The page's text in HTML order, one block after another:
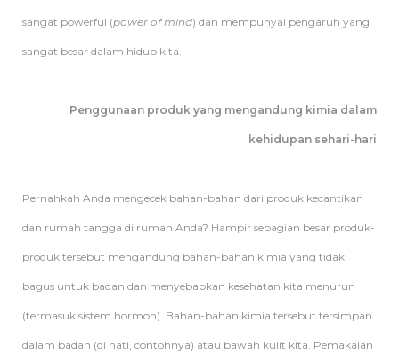
sangat powerful (power of mind) dan mempunyai pengaruh yang
sangat besar dalam hidup kita.
Penggunaan produk yang mengandung kimia dalam
kehidupan sehari-hari
Pernahkah Anda mengecek bahan-bahan dari produk kecantikan
dan rumah tangga di rumah Anda? Hampir sebagian besar produk-
produk tersebut mengandung bahan-bahan kimia yang tidak
bagus untuk badan dan menyebabkan kesehatan kita menurun
(termasuk sistem hormon). Bahan-bahan kimia tersebut tersimpan
dalam badan (di hati, contohnya) atau bawah kulit kita. Pemakaian